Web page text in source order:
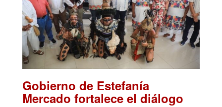
Gobierno de Estefanía
Mercado fortalece el diálogo